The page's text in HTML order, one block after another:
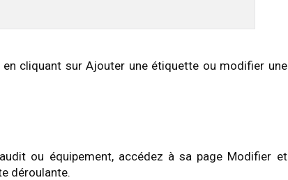
cliquant sur Ajouter une étiquette ou modifier une
ou équipement, accédez à sa page Modifier et
déroulante.